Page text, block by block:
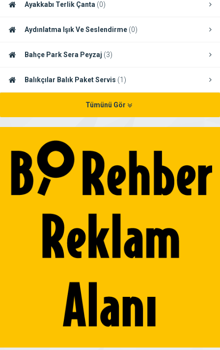
Ayakkabı Terlik Çanta (0)
Aydınlatma Işık Ve Seslendirme (0)
Bahçe Park Sera Peyzaj (3)
Balıkçılar Balık Paket Servis (1)
Tümünü Gör